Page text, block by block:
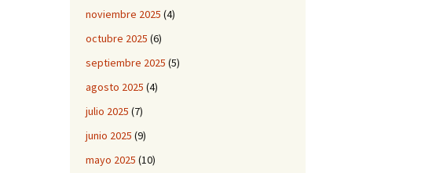
noviembre 2025 (4)
octubre 2025 (6)
septiembre 2025 (5)
agosto 2025 (4)
julio 2025 (7)
junio 2025 (9)
mayo 2025 (10)